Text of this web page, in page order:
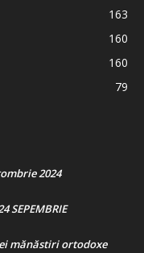
163
160
160
79
2024
SEPEMBRIE
mănăstiri ortodoxe